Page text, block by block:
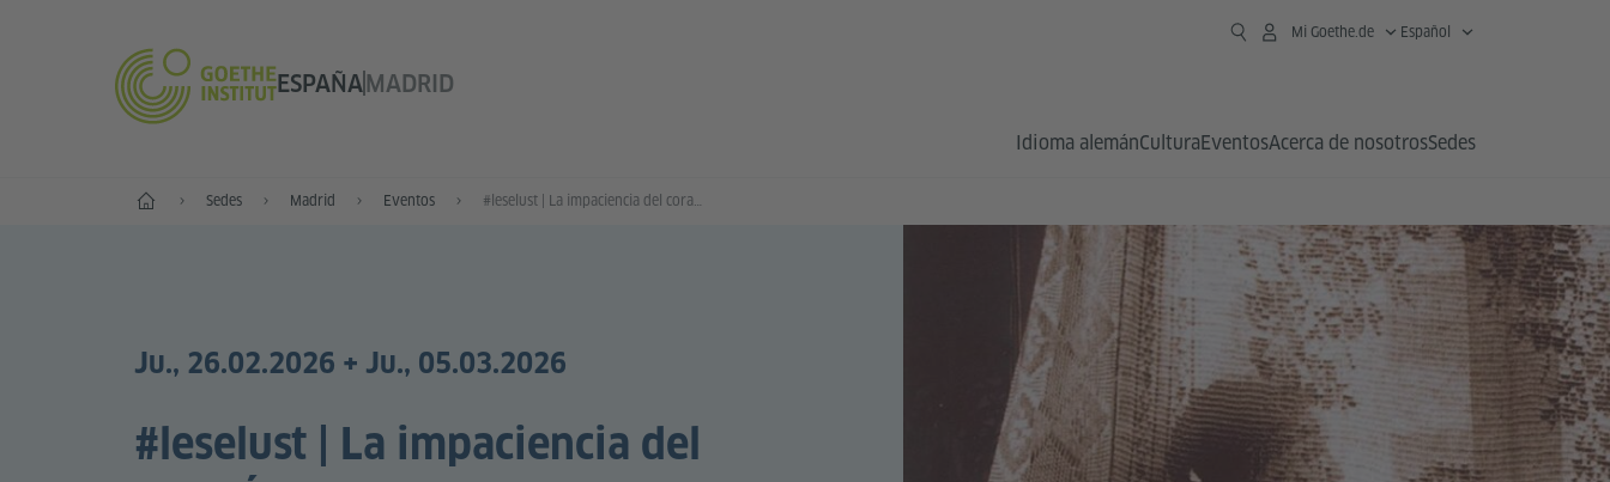
ESPAÑAMADRID
Mi Goethe.de Español
Idioma alemánCulturaEventosAcerca de nosotrosSedes
Inicio Sedes Madrid Eventos #leselust | La impaciencia del corazón
Ju., 26.02.2026 + Ju., 05.03.2026
#leselust | La impaciencia del